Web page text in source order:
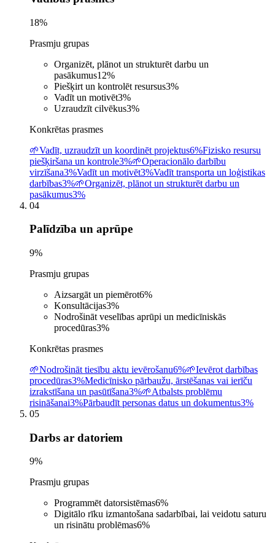
18%
Prasmju grupas
Organizēt, plānot un strukturēt darbu un
pasākumus12%
Piešķirt un kontrolēt resursus3%
Vadīt un motivēt3%
Uzraudzīt cilvēkus3%
Konkrētas prasmes
🌱Vadīt, uzraudzīt un koordinēt projektus6%Fizisko resursu
piešķiršana un kontrole3%🌱Operacionālo darbību
virzīšana3%Vadīt un motivēt3%Vadīt transporta un loģistikas
darbības3%🌱Organizēt, plānot un strukturēt darbu un
pasākumus3%
04
Palīdzība un aprūpe
9%
Prasmju grupas
Aizsargāt un piemērot6%
Konsultācijas3%
Nodrošināt veselības aprūpi un medicīniskās
procedūras3%
Konkrētas prasmes
🌱Nodrošināt tiesību aktu ievērošanu6%🌱Ievērot darbības
procedūras3%Medicīnisko pārbaužu, ārstēšanas vai ierīču
izrakstīšana un pasūtīšana3%🌱Atbalsts problēmu
risināšanai3%Pārbaudīt personas datus un dokumentus3%
05
Darbs ar datoriem
9%
Prasmju grupas
Programmēt datorsistēmas6%
Digitālo rīku izmantošana sadarbībai, lai veidotu saturu
un risinātu problēmas6%